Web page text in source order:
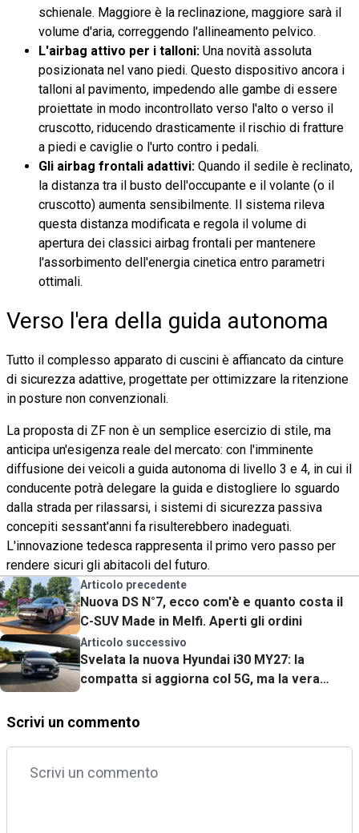
schienale. Maggiore è la reclinazione, maggiore sarà il
volume d'aria, correggendo l'allineamento pelvico.
L'airbag attivo per i talloni: Una novità assoluta
posizionata nel vano piedi. Questo dispositivo ancora i
talloni al pavimento, impedendo alle gambe di essere
proiettate in modo incontrollato verso l'alto o verso il
cruscotto, riducendo drasticamente il rischio di fratture
a piedi e caviglie o l'urto contro i pedali.
Gli airbag frontali adattivi: Quando il sedile è reclinato,
la distanza tra il busto dell'occupante e il volante (o il
cruscotto) aumenta sensibilmente. Il sistema rileva
questa distanza modificata e regola il volume di
apertura dei classici airbag frontali per mantenere
l'assorbimento dell'energia cinetica entro parametri
ottimali.
Verso l'era della guida autonoma
Tutto il complesso apparato di cuscini è affiancato da cinture
di sicurezza adattive, progettate per ottimizzare la ritenzione
in posture non convenzionali.
La proposta di ZF non è un semplice esercizio di stile, ma
anticipa un'esigenza reale del mercato: con l'imminente
diffusione dei veicoli a guida autonoma di livello 3 e 4, in cui il
conducente potrà delegare la guida e distogliere lo sguardo
dalla strada per rilassarsi, i sistemi di sicurezza passiva
concepiti sessant'anni fa risulterebbero inadeguati.
L'innovazione tedesca rappresenta il primo vero passo per
rendere sicuri gli abitacoli del futuro.
Articolo precedente
Nuova DS N°7, ecco com'è e quanto costa il
C-SUV Made in Melfi. Aperti gli ordini
Articolo successivo
Svelata la nuova Hyundai i30 MY27: la
compatta si aggiorna col 5G, ma la vera
Scrivi un commento